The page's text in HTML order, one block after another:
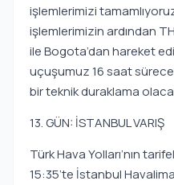
işlemlerimizi
işlemlerimizin ardından
ile Bogota’dan hareket
uçuşumuz 16 saat
bir teknik duraklama
13. GÜN: İSTANBUL VARIŞ
Türk Hava Yolları’nın
15:35’te İstanbul